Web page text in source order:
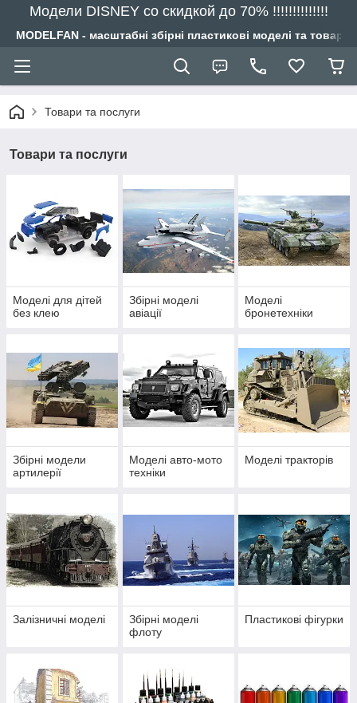
Модели DISNEY со скидкой до 70% !!!!!!!!!!!!!!
MODELFAN - масштабні збірні пластикові моделі та
Товари та послуги
Товари та послуги
Моделі для дітей
без клею
Збірні моделі
авіації
Моделі
бронетехніки
Збірні модели
артилерії
Моделі авто-мото
техніки
Моделі тракторів
Залізничні моделі
Збірні моделі
флоту
Пластикові фігурки